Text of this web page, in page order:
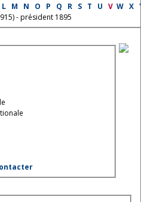
L M N O P Q R S T U V W X
- président 1895